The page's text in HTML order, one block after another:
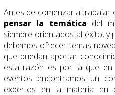
Antes de comenzar a trabajar
pensar la temática del
siempre orientados al éxito, y
debemos ofrecer temas
que puedan aportar
esta razón es por la que
eventos encontramos un
expertos en la materia en